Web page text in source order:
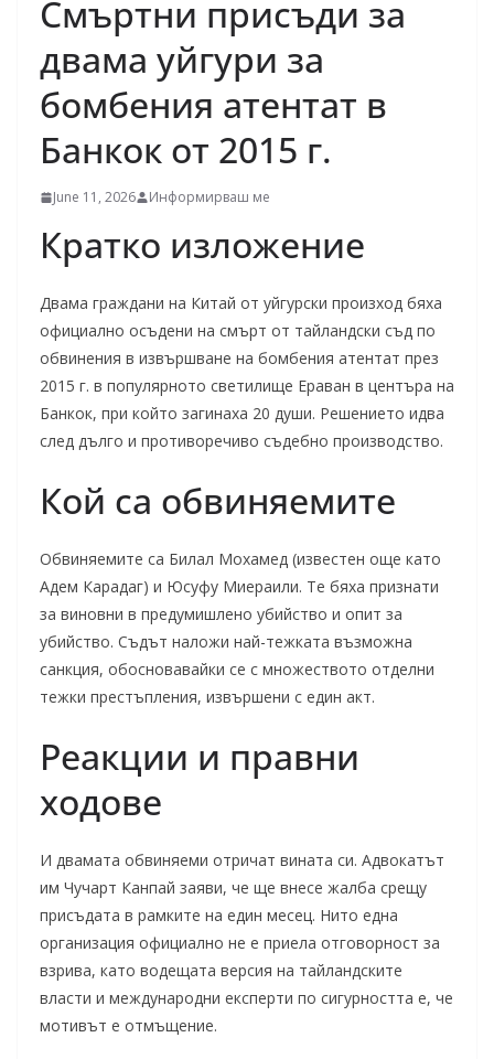
Смъртни присъди за
двама уйгури за
бомбения атентат в
Банкок от 2015 г.
June 11, 2026 Информирваш ме
Кратко изложение
Двама граждани на Китай от уйгурски произход бяха
официално осъдени на смърт от тайландски съд по
обвинения в извършване на бомбения атентат през
2015 г. в популярното светилище Ераван в центъра на
Банкок, при който загинаха 20 души. Решението идва
след дълго и противоречиво съдебно производство.
Кой са обвиняемите
Обвиняемите са Билал Мохамед (известен още като
Адем Карадаг) и Юсуфу Миераили. Те бяха признати
за виновни в предумишлено убийство и опит за
убийство. Съдът наложи най-тежката възможна
санкция, обосновавайки се с множеството отделни
тежки престъпления, извършени с един акт.
Реакции и правни
ходове
И двамата обвиняеми отричат вината си. Адвокатът
им Чучарт Канпай заяви, че ще внесе жалба срещу
присъдата в рамките на един месец. Нито една
организация официално не е приела отговорност за
взрива, като водещата версия на тайландските
власти и международни експерти по сигурността е, че
мотивът е отмъщение.